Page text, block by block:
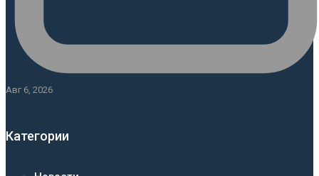
Авг 6, 2026
Категории